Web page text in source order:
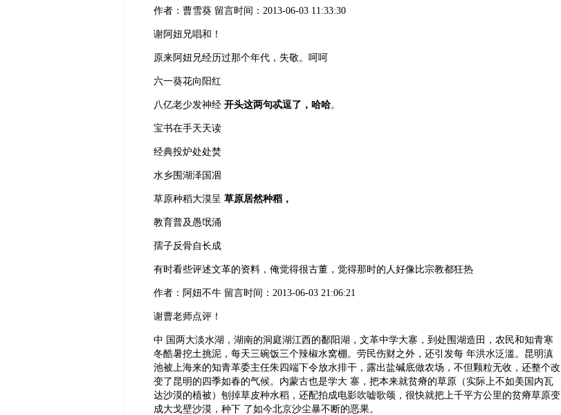
作者：曹雪葵 留言时间： 2013-06-03 11:33:30
谢阿妞兄唱和！
原来阿妞兄经历过那个年代，失敬。呵呵
六一葵花向阳红
八亿老少发神经 开头这两句忒逗了，哈哈。
宝书在手天天读
经典投炉处处焚
水乡围湖泽国凅
草原种稻大漠呈 草原居然种稻，
教育普及愚氓涌
孺子反骨自长成
有时看些评述文革的资料，俺觉得很古董，觉得那时的人好像比宗教都狂热
作者：阿妞不牛 留言时间： 2013-06-03 21:06:21
谢曹老师点评！
中 国两大淡水湖，湖南的洞庭湖江西的鄱阳湖，文革中学大寨，到处围湖造田，农民和知青寒
冬酷暑挖土挑泥，每天三碗饭三个辣椒水窝棚。劳民伤财之外，还引发每 年洪水泛滥。昆明滇
池被上海来的知青革委主任朱四端下令放水排干，露出盐碱底做农场，不但颗粒无收，还整个改
变了昆明的四季如春的气候。内蒙古也是学大 寨，把本来就贫瘠的草原（实际上不如美国内瓦
达沙漠的植被）刨掉草皮种水稻，还配拍成电影吹嘘歌颂，很快就把上千平方公里的贫瘠草原变
成大戈壁沙漠，种下 了如今北京沙尘暴不断的恶果。